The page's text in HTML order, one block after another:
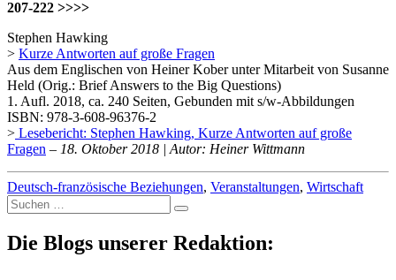
207-222 >>>>
Stephen Hawking
> Kurze Antworten auf große Fragen
Aus dem Englischen von Heiner Kober unter Mitarbeit von Susanne
Held (Orig.: Brief Answers to the Big Questions)
1. Aufl. 2018, ca. 240 Seiten, Gebunden mit s/w-Abbildungen
ISBN: 978-3-608-96376-2
> Lesebericht: Stephen Hawking, Kurze Antworten auf große
Fragen – 18. Oktober 2018 | Autor: Heiner Wittmann
Deutsch-französische Beziehungen, Veranstaltungen, Wirtschaft
Suche
nach:
Die Blogs unserer Redaktion: